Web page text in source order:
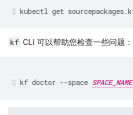
kubectl get
kf CLI 可以帮助您检查一些问题：
kf doctor --space SPACE_NAME